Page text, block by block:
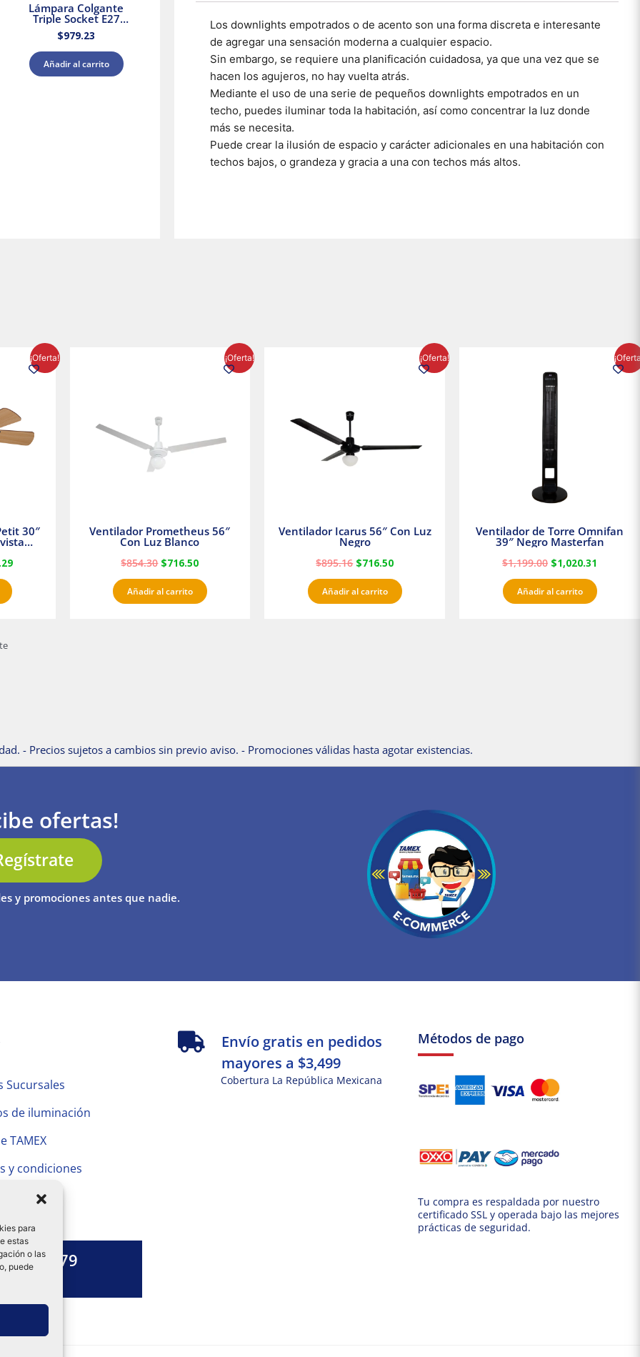
para
estas
o las
puede
Lámpara Colgante
Triple Socket E27
25.5W Negro Aurora II
Tecnolite
$979.23
Añadir al carrito
triple E27 25.5W
Cristal Negro/Dorado
Tecnolite
2,379.88
Añadir al carrito
Fluorescentes 20W
Luz Negra Base E27
Tecnolite
329.21
Añadir al carrito
luz fría 100w negro
Tecnolite
Añadir al carrito
Los downlights empotrados o de acento son una forma discreta e interesante
de agregar una sensación moderna a cualquier espacio.
Sin embargo, se requiere una planificación cuidadosa, ya que una vez que se
hacen los agujeros, no hay vuelta atrás.
Mediante el uso de una serie de pequeños downlights empotrados en un
techo, puedes iluminar toda la habitación, así como concentrar la luz donde
más se necesita.
Puede crear la ilusión de espacio y carácter adicionales en una habitación con
techos bajos, o grandeza y gracia a una con techos más altos.
¡Oferta!
30″
precio
actual
¡Oferta!
Ventilador Prometheus 56″
Con Luz Blanco
$854.30 $716.50
precio
actual
Añadir al carrito
¡Oferta!
Ventilador Icarus 56″ Con Luz
Negro
$895.16 $716.50
precio
actual
Añadir al carrito
Ventilador de Torre Omnifan
39″ Negro Masterfan
$1,199.00
original
era:
$1,199.00.
$1,020.31
precio
actual
Añadir al carrito
- Precios sujetos a cambios sin previo aviso. - Promociones válidas hasta agotar existencias.
ofertas!
y promociones antes que nadie.
Sucursales
de iluminación
TAMEX
y condiciones
13 79
Linkedin-
Envío gratis en pedidos
mayores a $3,499
Cobertura La República Mexicana
Métodos de pago
Tu compra es respaldada por nuestro
certificado SSL y operada bajo las mejores
prácticas de seguridad.